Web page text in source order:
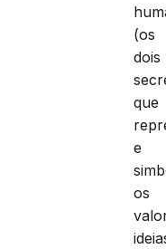
(os
dois
que
e
os